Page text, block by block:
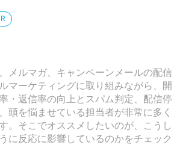
メルマガ、キャンペーンメールの配信
マーケティングに取り組みながら、開
・返信率の向上とスパム判定、配信停
頭を悩ませている担当者が非常に多く
。そこでオススメしたいのが、こうし
に反応に影響しているのかをチェック